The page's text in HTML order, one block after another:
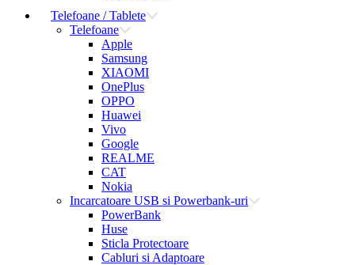
Telefoane / Tablete
Telefoane
Apple
Samsung
XIAOMI
OnePlus
OPPO
Huawei
Vivo
Google
REALME
CAT
Nokia
Incarcatoare USB si Powerbank-uri
PowerBank
Huse
Sticla Protectoare
Cabluri si Adaptoare